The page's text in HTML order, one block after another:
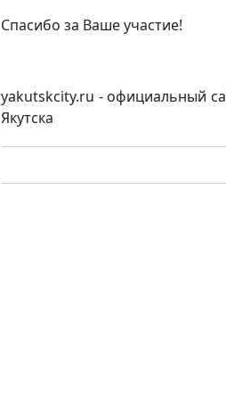
Спасибо за Ваше участие!
yakutskcity.ru - официальный
Якутска